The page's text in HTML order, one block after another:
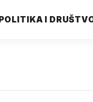
POLITIKA I